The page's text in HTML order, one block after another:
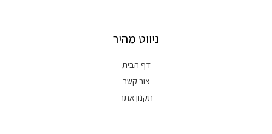
ניווט מהיר
דף הבית
צור קשר
תקנון אתר